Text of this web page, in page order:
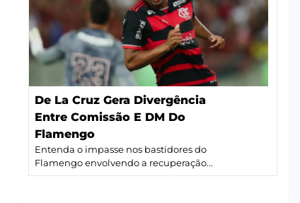
De La Cruz Gera Divergência
Entre Comissão E DM Do
Flamengo
Entenda o impasse nos bastidores do
Flamengo envolvendo a recuperação...